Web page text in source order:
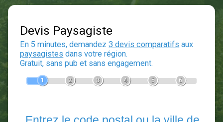
Devis Paysagiste
En 5 minutes, demandez3 devis comparatifs